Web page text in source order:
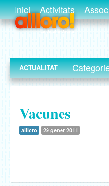
Inici Activitats
ACTUALITAT
Vacunes
allloro 29 gener 2011